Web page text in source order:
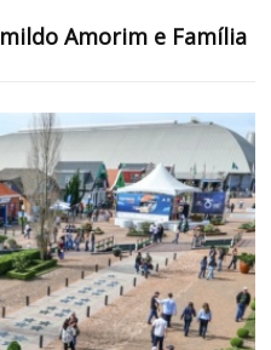
Amorim e Família